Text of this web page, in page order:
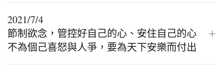
2021/7/4
節制欲念，管控好自己的心、安住自己的心
不為個己喜怒與人爭，要為天下安樂而付出